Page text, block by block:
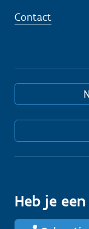
Contact
Heb je